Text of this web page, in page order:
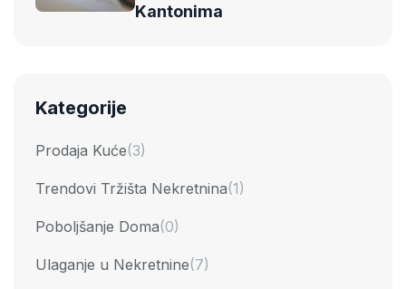
Kantonima
Kategorije
Prodaja Kuće(3)
Trendovi Tržišta Nekretnina(1)
Poboljšanje Doma(0)
Ulaganje u Nekretnine(7)